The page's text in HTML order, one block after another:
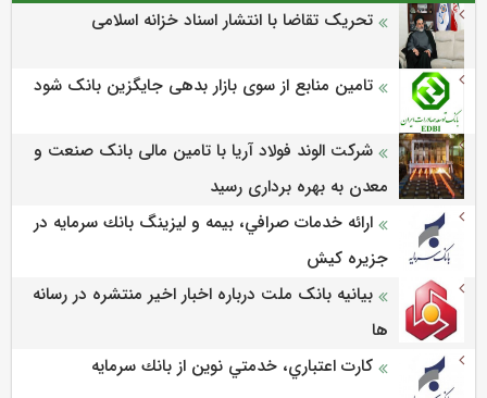
تحریک تقاضا با انتشار اسناد خزانه اسلامی
تامین منابع از سوی بازار بدهی جایگزین بانک شود
شرکت الوند فولاد آریا با تامین مالی بانک صنعت و
معدن به بهره برداری رسید
ارائه خدمات صرافي، بيمه و ليزينگ بانك سرمايه در
جزيره كيش
بیانیه بانک ملت درباره اخبار اخیر منتشره در رسانه
ها
كارت اعتباري، خدمتي نوين از بانك سرمايه